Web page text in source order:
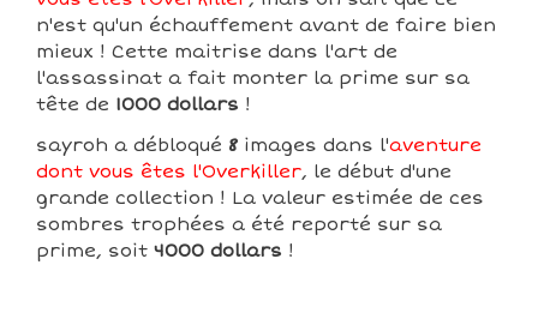
n'est qu'un échauffement avant de faire bien
mieux ! Cette maitrise dans l'art de
l'assassinat a fait monter la prime sur sa
tête de 1000 dollars !
sayroh a débloqué 8 images dans l'aventure
dont vous êtes l'Overkiller, le début d'une
grande collection ! La valeur estimée de ces
sombres trophées a été reporté sur sa
prime, soit 4000 dollars !